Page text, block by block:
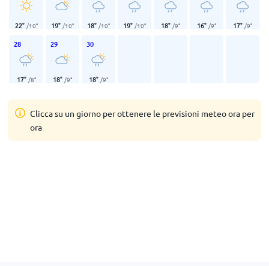
22° /10° 19° /10° 18° /10° 19° /10° 18° /9° 16° /9° 17° /9°
28
17° /8°
29
18° /9°
30
18° /9°
Clicca su un giorno per ottenere le previsioni meteo ora per
ora